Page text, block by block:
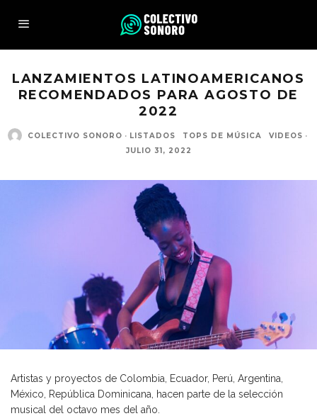
LANZAMIENTOS LATINOAMERICANOS
RECOMENDADOS PARA AGOSTO DE
2022
COLECTIVO SONORO · LISTADOS TOPS DE MÚSICA VIDEOS ·
JULIO 31, 2022
Artistas y proyectos de Colombia, Ecuador, Perú, Argentina,
México, República Dominicana, hacen parte de la selección
musical del octavo mes del año.